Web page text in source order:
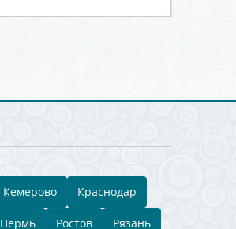
Кемерово Краснодар
Пермь Ростов Рязань